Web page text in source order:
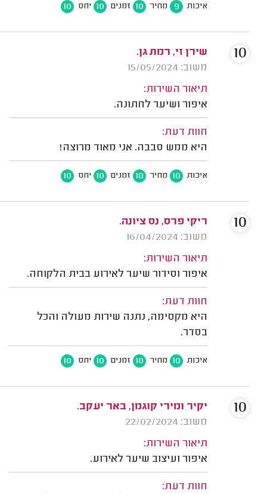
איכות 9 מחיר 10 זמנים 10 יחס 10
שירן זי, רמת גן.
משוב: 15/05/2024
תיאור השירות:
איפור ושיער לחתונה.
חוות דעת:
היא ממש סבבה. אני מאוד מרוצה!
איכות 10 מחיר 10 זמנים 10 יחס 10
10
ריקי פרס, נס ציונה.
משוב: 16/04/2024
תיאור השירות:
איפור וסידור שיער לאירוע בבית הלקוחה.
חוות דעת:
היא מקסימה, נתנה שירות מעולה והכל
בסדר.
איכות 10 מחיר 10 זמנים 10 יחס 10
10
יקיר ומירי קוגמן, באר יעקב.
משוב: 22/02/2024
תיאור השירות:
איפור ועיצוב שיער לאירוע.
חוות דעת:
10